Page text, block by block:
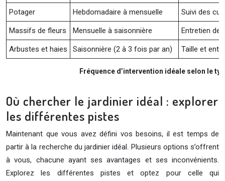
Fréquence d’intervention idéale selon le
Potager Hebdomadaire à mensuelle Suivi des
Massifs de fleurs Mensuelle à saisonnière Entretien
Arbustes et haies Saisonnière (2 à 3 fois par an) Taille et
Où chercher le jardinier idéal : explorer
les différentes pistes
Maintenant que vous avez défini vos besoins, il est temps de
partir à la recherche du jardinier idéal. Plusieurs options s’offrent
à vous, chacune ayant ses avantages et ses inconvénients.
Explorez les différentes pistes et optez pour celle qui